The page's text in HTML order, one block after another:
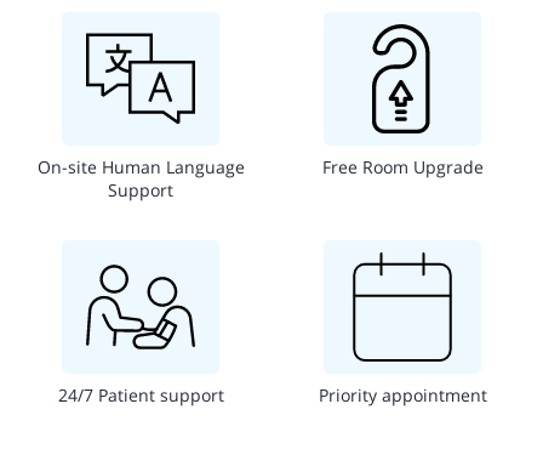
On-site Human Language
Support
Free Room Upgrade
24/7 Patient support Priority appointment